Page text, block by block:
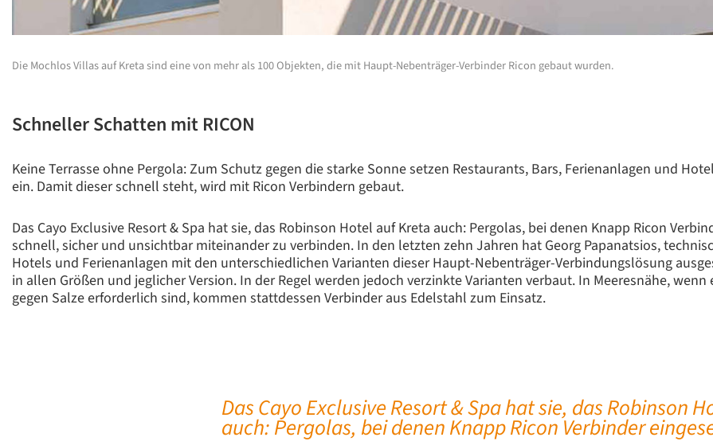
Die Mochlos Villas auf Kreta sind eine von mehr als 100 Objekten, die mit Haupt-Nebenträger-Verbinder Ricon gebaut wurden.
Schneller Schatten mit RICON
Keine Terrasse ohne Pergola: Zum Schutz gegen die starke Sonne setzen Restaurants, Bars, Ferienanlagen und
ein. Damit dieser schnell steht, wird mit Ricon Verbindern gebaut.
Das Cayo Exclusive Resort & Spa hat sie, das Robinson Hotel auf Kreta auch: Pergolas, bei denen Knapp Ricon
schnell, sicher und unsichtbar miteinander zu verbinden. In den letzten zehn Jahren hat Georg Papanatsios,
Hotels und Ferienanlagen mit den unterschiedlichen Varianten dieser Haupt-Nebenträger-Verbindungslösung
in allen Größen und jeglicher Version. In der Regel werden jedoch verzinkte Varianten verbaut. In Meeresnähe,
gegen Salze erforderlich sind, kommen stattdessen Verbinder aus Edelstahl zum Einsatz.
Das Cayo Exclusive Resort & Spa hat sie, das Robinson
auch: Pergolas, bei denen Knapp Ricon Verbinder